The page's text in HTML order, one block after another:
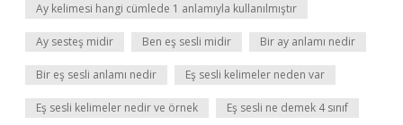
Ay kelimesi hangi cümlede 1 anlamıyla kullanılmıştır
Ay sesteş midir Ben eş sesli midir Bir ay anlamı nedir
Bir eş sesli anlamı nedir Eş sesli kelimeler neden var
Eş sesli kelimeler nedir ve örnek Eş sesli ne demek 4 sınıf